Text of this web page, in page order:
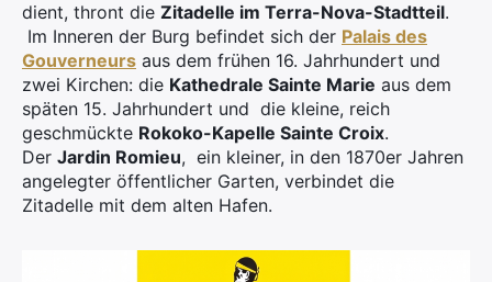
dient, thront die Zitadelle im Terra-Nova-Stadtteil.
Im Inneren der Burg befindet sich der Palais des
Gouverneurs aus dem frühen 16. Jahrhundert und
zwei Kirchen: die Kathedrale Sainte Marie aus dem
späten 15. Jahrhundert und die kleine, reich
geschmückte Rokoko-Kapelle Sainte Croix.
Der Jardin Romieu, ein kleiner, in den 1870er Jahren
angelegter öffentlicher Garten, verbindet die
Zitadelle mit dem alten Hafen.